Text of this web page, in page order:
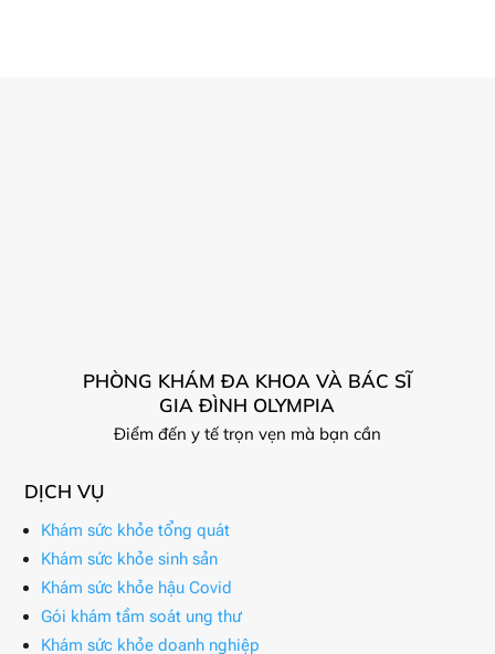
PHÒNG KHÁM ĐA KHOA VÀ BÁC SĨ
GIA ĐÌNH OLYMPIA
Điểm đến y tế trọn vẹn mà bạn cần
DỊCH VỤ
Khám sức khỏe tổng quát
Khám sức khỏe sinh sản
Khám sức khỏe hậu Covid
Gói khám tầm soát ung thư
Khám sức khỏe doanh nghiệp